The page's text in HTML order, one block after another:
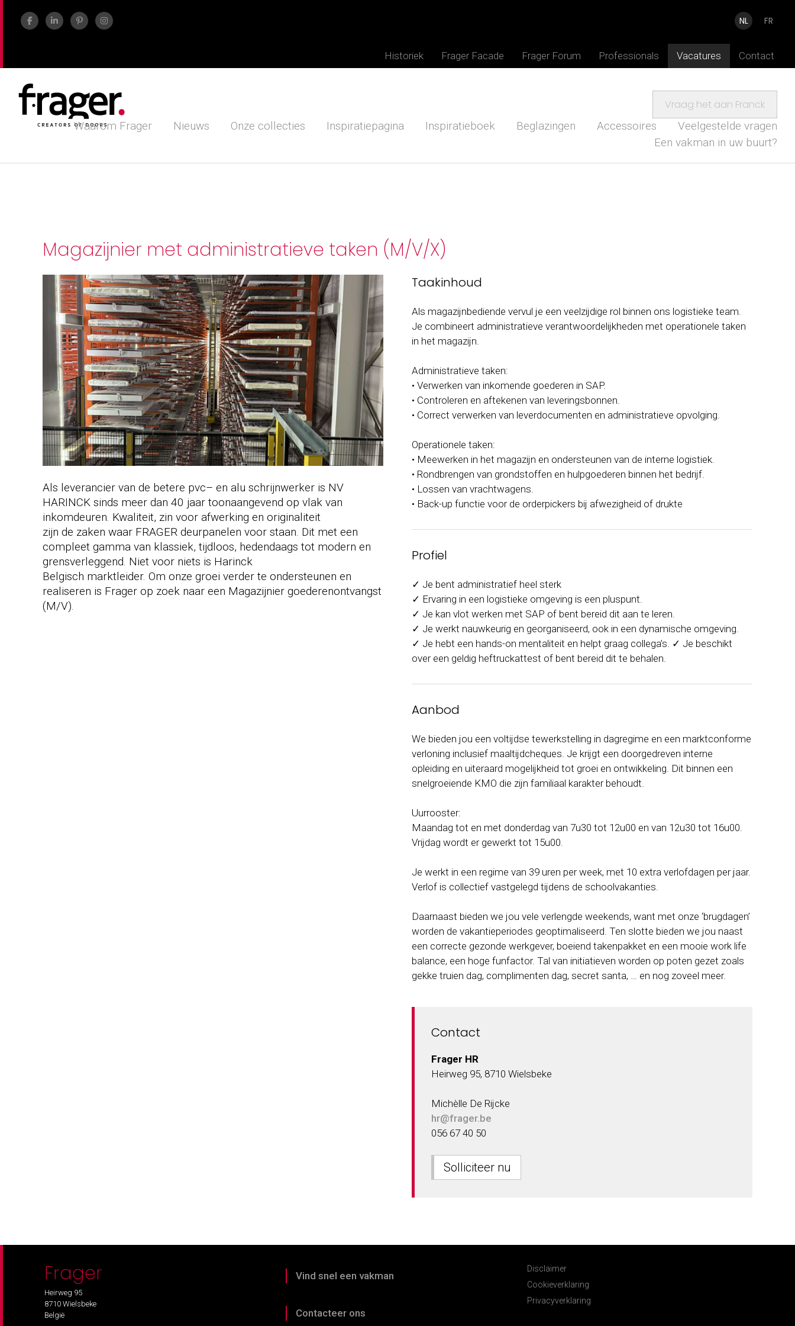
NL FR
Historiek Frager Facade Frager Forum Professionals Vacatures Contact
Vraag het aan Franck
Waarom Frager
Nieuws Onze collecties Inspiratiepagina Inspiratieboek Beglazingen Accessoires
Veelgestelde vragen
Een vakman in uw buurt?
Magazijnier met administratieve taken (M/V/X)
Als leverancier van de betere pvc– en alu schrijnwerker is NV
HARINCK sinds meer dan 40 jaar toonaangevend op vlak van
inkomdeuren. Kwaliteit, zin voor afwerking en originaliteit
zijn de zaken waar FRAGER deurpanelen voor staan. Dit met een
compleet gamma van klassiek, tijdloos, hedendaags tot modern en
grensverleggend. Niet voor niets is Harinck
Belgisch marktleider. Om onze groei verder te ondersteunen en
realiseren is Frager op zoek naar een Magazijnier goederenontvangst
(M/V).
Taakinhoud
Als magazijnbediende vervul je een veelzijdige rol binnen ons logistieke team.
Je combineert administratieve verantwoordelijkheden met operationele taken
in het magazijn.
Administratieve taken:
• Verwerken van inkomende goederen in SAP.
• Controleren en aftekenen van leveringsbonnen.
• Correct verwerken van leverdocumenten en administratieve opvolging.
Operationele taken:
• Meewerken in het magazijn en ondersteunen van de interne logistiek.
• Rondbrengen van grondstoffen en hulpgoederen binnen het bedrijf.
• Lossen van vrachtwagens.
• Back-up functie voor de orderpickers bij afwezigheid of drukte
Profiel
✓ Je bent administratief heel sterk
✓ Ervaring in een logistieke omgeving is een pluspunt.
✓ Je kan vlot werken met SAP of bent bereid dit aan te leren.
✓ Je werkt nauwkeurig en georganiseerd, ook in een dynamische omgeving.
✓ Je hebt een hands-on mentaliteit en helpt graag collega’s. ✓ Je beschikt
over een geldig heftruckattest of bent bereid dit te behalen.
Aanbod
We bieden jou een voltijdse tewerkstelling in dagregime en een marktconforme
verloning inclusief maaltijdcheques. Je krijgt een doorgedreven interne
opleiding en uiteraard mogelijkheid tot groei en ontwikkeling. Dit binnen een
snelgroeiende KMO die zijn familiaal karakter behoudt.
Uurrooster:
Maandag tot en met donderdag van 7u30 tot 12u00 en van 12u30 tot 16u00.
Vrijdag wordt er gewerkt tot 15u00.
Je werkt in een regime van 39 uren per week, met 10 extra verlofdagen per jaar.
Verlof is collectief vastgelegd tijdens de schoolvakanties.
Daarnaast bieden we jou vele verlengde weekends, want met onze ‘brugdagen’
worden de vakantieperiodes geoptimaliseerd. Ten slotte bieden we jou naast
een correcte gezonde werkgever, boeiend takenpakket en een mooie work life
balance, een hoge funfactor. Tal van initiatieven worden op poten gezet zoals
gekke truien dag, complimenten dag, secret santa, … en nog zoveel meer.
Contact
Frager HR
Heirweg 95, 8710 Wielsbeke
Michèlle De Rijcke
hr@frager.be
056 67 40 50
Solliciteer nu
Frager
Heirweg 95
8710 Wielsbeke
België
Vind snel een vakman
Contacteer ons
Disclaimer
Cookieverklaring
Privacyverklaring